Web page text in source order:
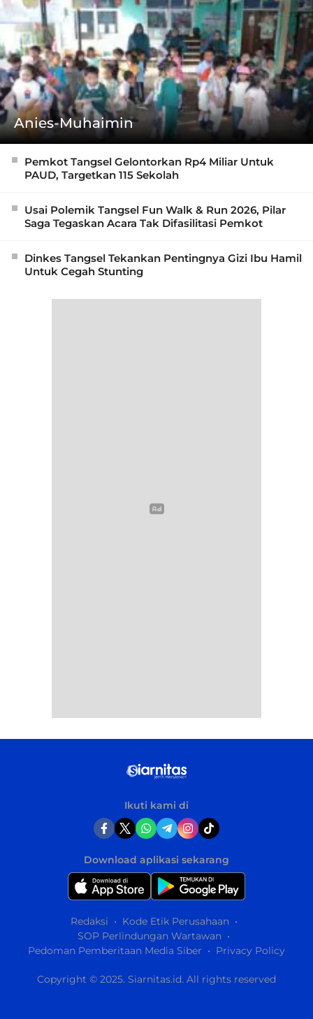
Anies-Muhaimin
Pemkot Tangsel Gelontorkan Rp4 Miliar Untuk
PAUD, Targetkan 115 Sekolah
Usai Polemik Tangsel Fun Walk & Run 2026, Pilar
Saga Tegaskan Acara Tak Difasilitasi Pemkot
Dinkes Tangsel Tekankan Pentingnya Gizi Ibu Hamil
Untuk Cegah Stunting
Ikuti kami di
Download aplikasi sekarang
Redaksi
Kode Etik Perusahaan
SOP Perlindungan Wartawan
Pedoman Pemberitaan Media Siber
Privacy Policy
Copyright © 2025. Siarnitas.id. All rights reserved